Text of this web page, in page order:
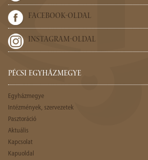
FACEBOOK-OLDAL
INSTAGRAM-OLDAL
PÉCSI EGYHÁZMEGYE
Egyházmegye
Intézmények, szervezetek
Pasztoráció
Aktuális
Kapcsolat
Kapuoldal